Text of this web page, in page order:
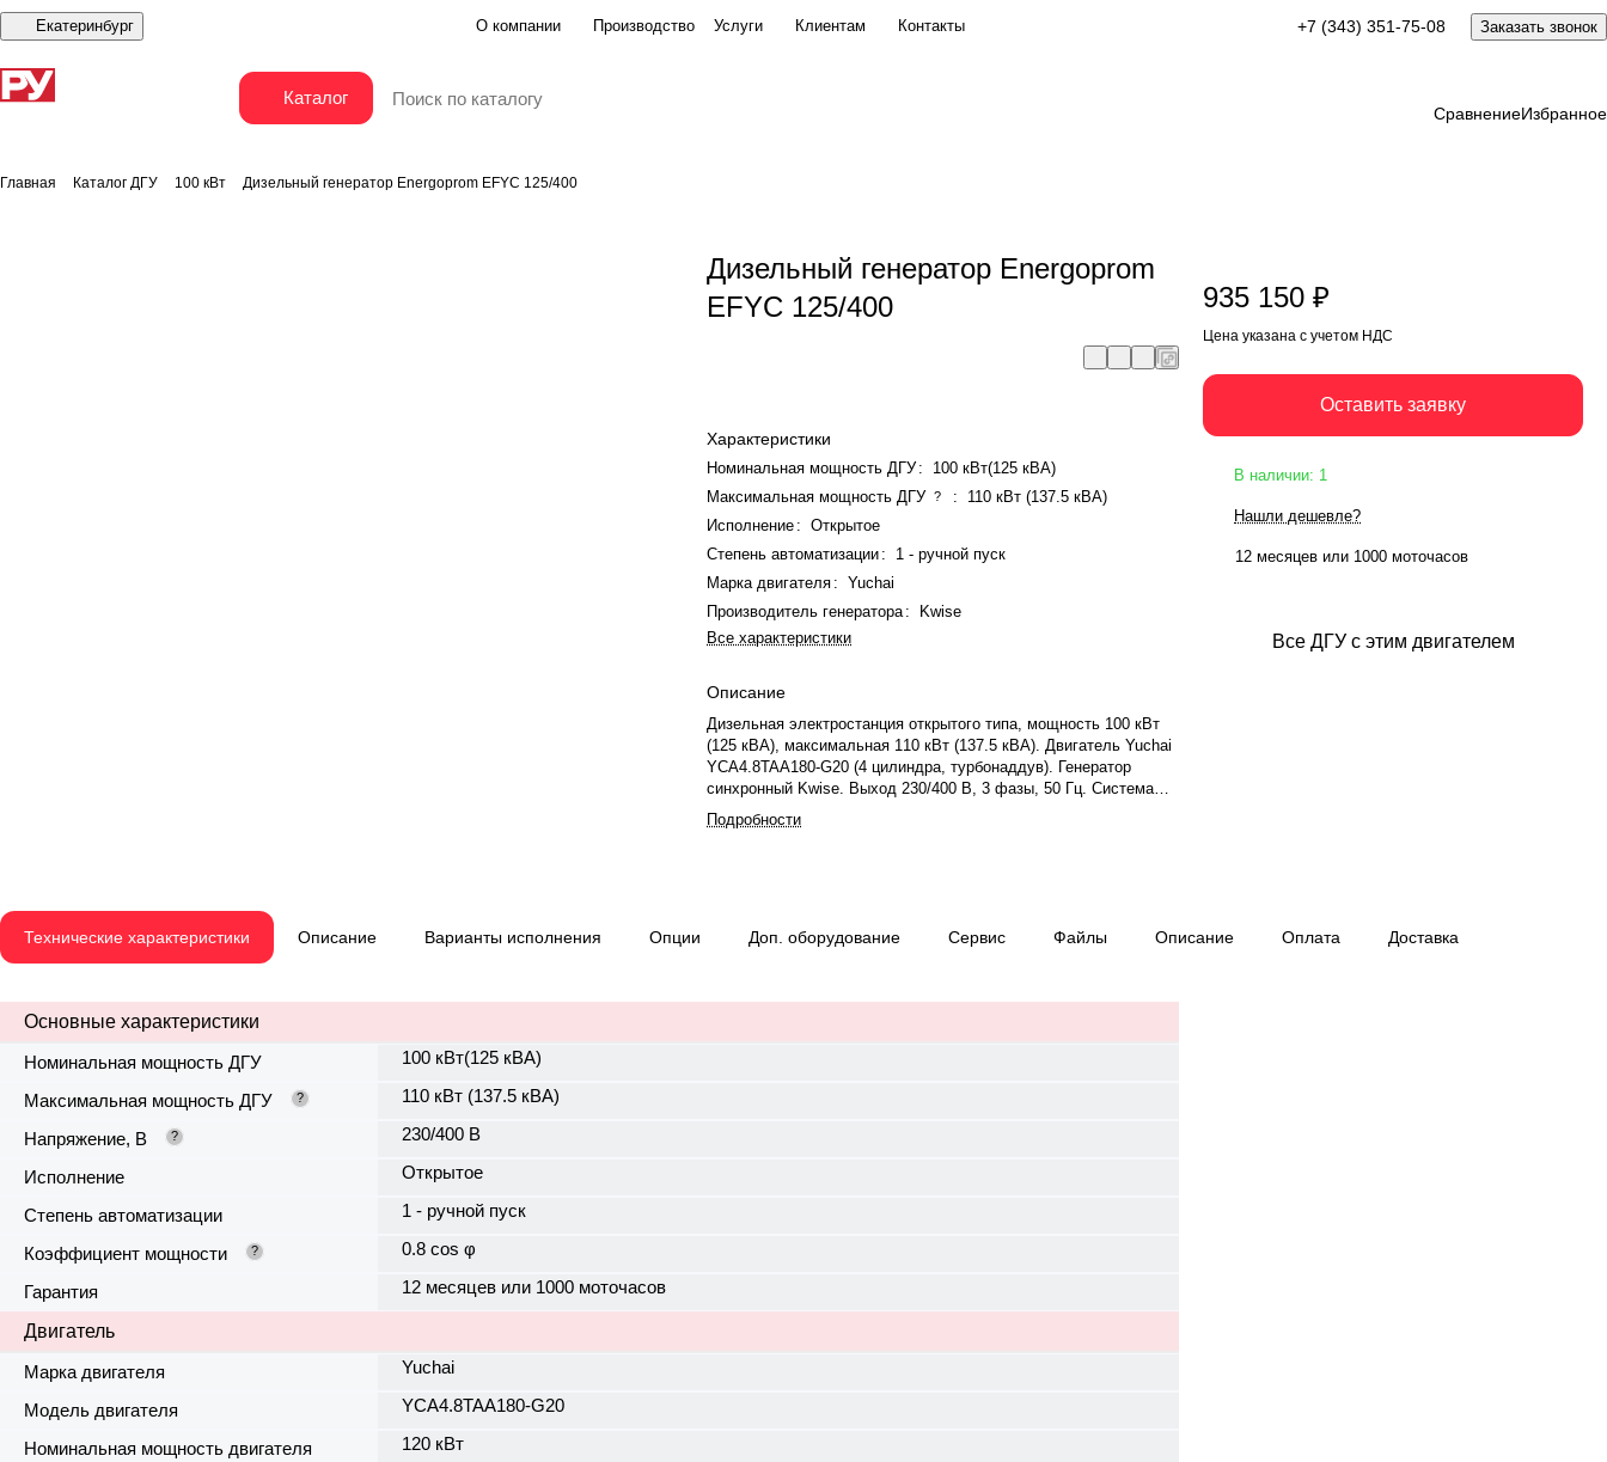
Екатеринбург О компании Производство Услуги Клиентам Контакты +7 (343) 351-75-08 Заказать звонок
Каталог
СравнениеИзбранное
Главная Каталог ДГУ 100 кВт Дизельный генератор Energoprom EFYC 125/400
Дизельный генератор Energoprom
EFYC 125/400
Дизельный генератор Energoprom EFYC 125/400 Оставить заявку
Характеристики
Номинальная мощность ДГУ:
100 кВт(125 кВА)
Максимальная мощность ДГУ ? :
110 кВт (137.5 кВА)
Исполнение :
Открытое
Степень автоматизации :
1 - ручной пуск
Марка двигателя :
Yuchai
Производитель генератора:
Kwise
Все характеристики
Описание
Дизельная электростанция открытого типа, мощность 100 кВт
(125 кВА), максимальная 110 кВт (137.5 кВА). Двигатель Yuchai
YCA4.8TAA180-G20 (4 цилиндра, турбонаддув). Генератор
синхронный Kwise. Выход 230/400 В, 3 фазы, 50 Гц. Система
возбуждения SHUNT. Оснащена электростартером, панелью
управления Deep Sea DSE 6120, топливным баком 210 л.
Подробности
935 150 ₽
Цена указана с учетом НДС
Оставить заявку
В наличии: 1
Нашли дешевле?
12 месяцев или 1000 моточасов
Все ДГУ с этим двигателем
Технические характеристики Описание Варианты исполнения Опции Доп. оборудование Сервис Файлы Описание Оплата Доставка
Основные характеристики
Номинальная мощность ДГУ
100 кВт(125 кВА)
Максимальная мощность ДГУ ? 110 кВт (137.5 кВА)
Напряжение, В ? 230/400 В
Исполнение Открытое
Степень автоматизации 1 - ручной пуск
Коэффициент мощности ? 0.8 cos φ
Гарантия 12 месяцев или 1000 моточасов
Двигатель
Марка двигателя
Yuchai
Модель двигателя YCA4.8TAA180-G20
Номинальная мощность двигателя 120 кВт